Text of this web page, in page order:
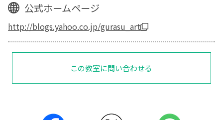
公式ホームページ
http://blogs.yahoo.co.jp/gurasu_art
この教室に問い合わせる